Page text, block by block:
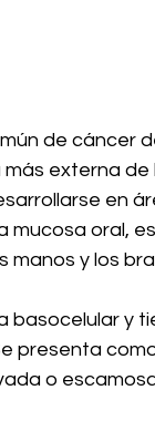
de cáncer
externa de
en
mucosa oral,
manos y los
basocelular y
presenta
o